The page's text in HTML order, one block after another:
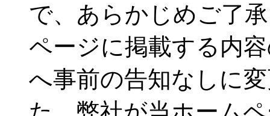
で、あらかじめご了
ページに掲載する内
へ事前の告知なしに